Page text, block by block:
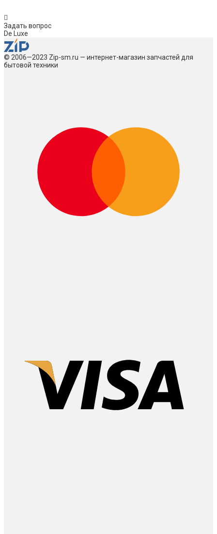
Задать вопрос
De Luxe
© 2006—2023 Zip-sm.ru — интернет-магазин запчастей для
бытовой техники